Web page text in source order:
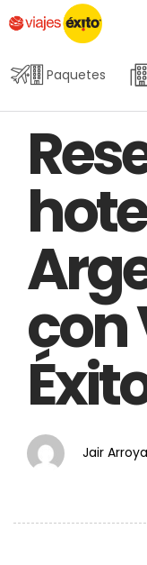
Paquetes
IN:
con
Jair
on: